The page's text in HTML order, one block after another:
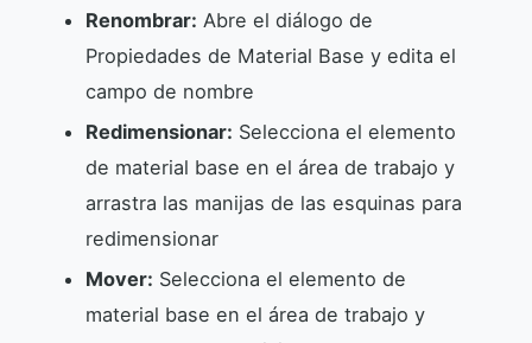
Renombrar: Abre el diálogo de
Propiedades de Material Base y edita el
campo de nombre
Redimensionar: Selecciona el elemento
de material base en el área de trabajo y
arrastra las manijas de las esquinas para
redimensionar
Mover: Selecciona el elemento de
material base en el área de trabajo y